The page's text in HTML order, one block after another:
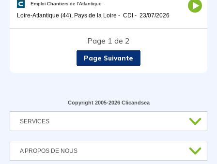
Emploi Chantiers de l'Atlantique
Loire-Atlantique (44), Pays de la Loire - CDI - 23/07/2026
Page 1 de 2
Page Suivante
Copyright 2005-2026 Clicandsea
SERVICES
A PROPOS DE NOUS